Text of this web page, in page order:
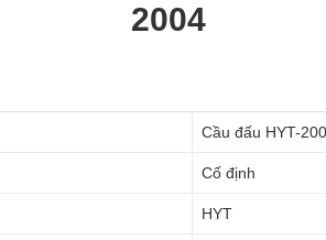
2004
Cầu đấu HYT-
Cố định
HYT